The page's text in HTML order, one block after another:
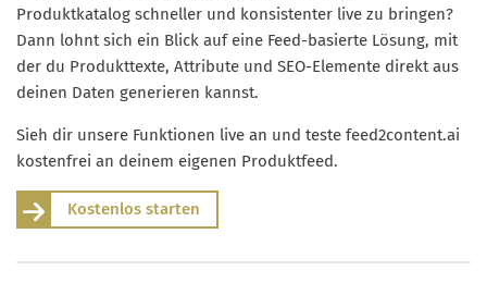
Produktkatalog schneller und konsistenter live zu bringen?
Dann lohnt sich ein Blick auf eine Feed-basierte Lösung, mit
der du Produkttexte, Attribute und SEO-Elemente direkt aus
deinen Daten generieren kannst.
Sieh dir unsere Funktionen live an und teste feed2content.ai
kostenfrei an deinem eigenen Produktfeed.
Kostenlos starten